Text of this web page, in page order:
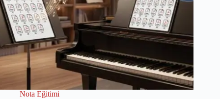
Nota Eğitimi